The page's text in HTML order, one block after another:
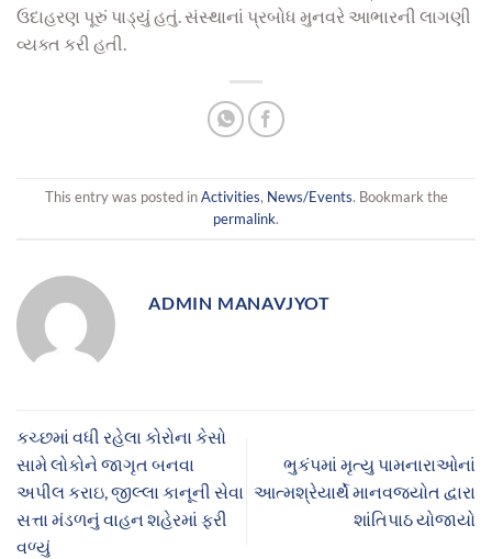
ઉદાહરણ પૂરું પાડ્યું હતું. સંસ્થાનાં પ્રબોધ મુનવરે આભારની લાગણી
વ્યક્ત કરી હતી.
This entry was posted inActivities, News/Events. Bookmark the
permalink.
ADMIN MANAVJYOT
કચ્છમાં વધી રહેલા કોરોના કેસો
સામે લોકોને જાગૃત બનવા
અપીલ કરાઇ, જીલ્લા કાનૂની સેવા
સત્તા મંડળનું વાહન શહેરમાં ફરી
વળ્યું
ભુકંપમાં મૃત્યુ પામનારાઓનાં
આત્મશ્રેયાર્થે માનવજ્યોત દ્વારા
શાંતિપાઠ યોજાયો